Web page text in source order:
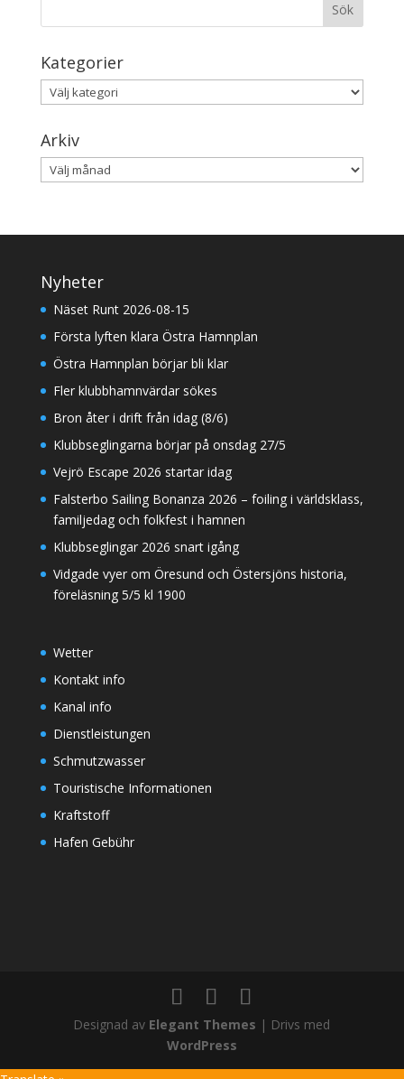
Kategorier
Kategorier
Arkiv
Arkiv
Nyheter
Näset Runt 2026-08-15
Första lyften klara Östra Hamnplan
Östra Hamnplan börjar bli klar
Fler klubbhamnvärdar sökes
Bron åter i drift från idag (8/6)
Klubbseglingarna börjar på onsdag 27/5
Vejrö Escape 2026 startar idag
Falsterbo Sailing Bonanza 2026 – foiling i världsklass,
familjedag och folkfest i hamnen
Klubbseglingar 2026 snart igång
Vidgade vyer om Öresund och Östersjöns historia,
föreläsning 5/5 kl 1900
Wetter
Kontakt info
Kanal info
Dienstleistungen
Schmutzwasser
Touristische Informationen
Kraftstoff
Hafen Gebühr
Designad av Elegant Themes | Drivs med
WordPress